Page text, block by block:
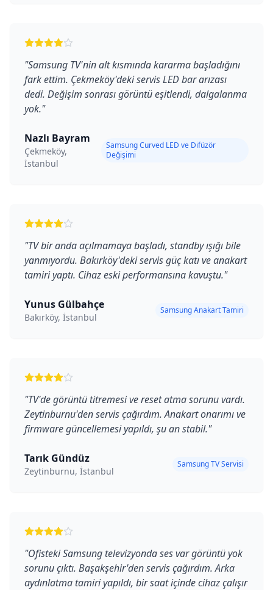
"Samsung TV'nin alt kısmında kararma başladığını
fark ettim. Çekmeköy'deki servis LED bar arızası
dedi. Değişim sonrası görüntü eşitlendi, dalgalanma
yok."
Nazlı Bayram
Çekmeköy,
İstanbul
Samsung Curved LED ve Difüzör
Değişimi
"TV bir anda açılmamaya başladı, standby ışığı bile
yanmıyordu. Bakırköy'deki servis güç katı ve anakart
tamiri yaptı. Cihaz eski performansına kavuştu."
Yunus Gülbahçe
Bakırköy, İstanbul
Samsung Anakart Tamiri
"TV'de görüntü titremesi ve reset atma sorunu vardı.
Zeytinburnu'den servis çağırdım. Anakart onarımı ve
firmware güncellemesi yapıldı, şu an stabil."
Tarık Gündüz
Zeytinburnu, İstanbul
Samsung TV Servisi
"Ofisteki Samsung televizyonda ses var görüntü yok
sorunu çıktı. Başakşehir'den servis çağırdım. Arka
aydınlatma tamiri yapıldı, bir saat içinde cihaz çalışır